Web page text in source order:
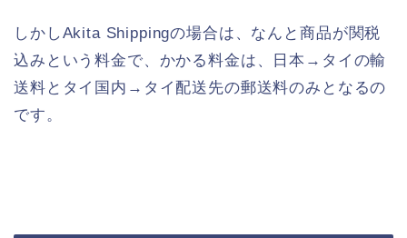
しかしAkita Shippingの場合は、なんと商品が関税
込みという料金で、かかる料金は、日本→タイの輸
送料とタイ国内→タイ配送先の郵送料のみとなるの
です。